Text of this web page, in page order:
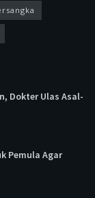
Dokter Ulas Asal-
Pemula Agar